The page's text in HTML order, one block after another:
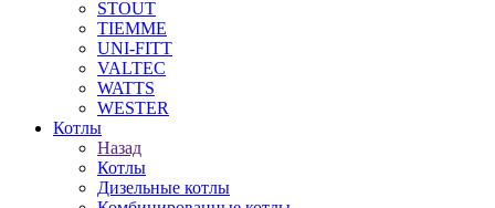
STOUT
TIEMME
UNI-FITT
VALTEC
WATTS
WESTER
Котлы
Назад
Котлы
Дизельные котлы